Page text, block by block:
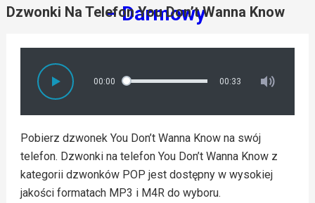
Dzwonki Na Telefon You Don’t Wanna Know
00:00 00:33
Pobierz dzwonek You Don’t Wanna Know na swój
telefon. Dzwonki na telefon You Don’t Wanna Know z
kategorii dzwonków POP jest dostępny w wysokiej
jakości formatach MP3 i M4R do wyboru.